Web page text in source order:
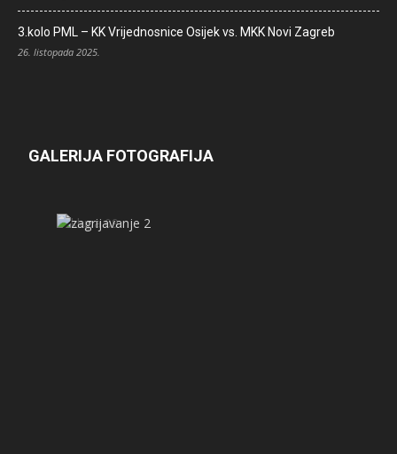
3.kolo PML – KK Vrijednosnice Osijek vs. MKK Novi Zagreb
26. listopada 2025.
GALERIJA FOTOGRAFIJA